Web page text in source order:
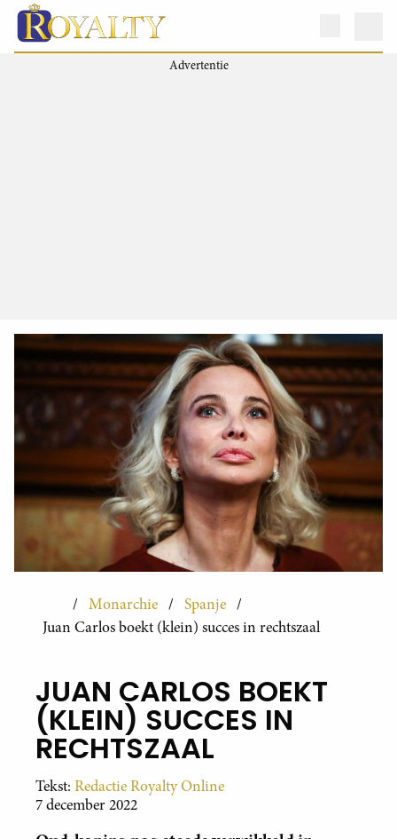
Monarchie
Spanje
Juan Carlos boekt (klein) succes in rechtszaal
JUAN CARLOS BOEKT
(KLEIN) SUCCES IN
RECHTSZAAL
Tekst: Redactie Royalty Online
7 december 2022